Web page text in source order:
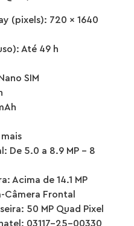
(pixels): 720 x 1640
Até 49 h
SIM
De 5.0 a 8.9 MP – 8
Acima de 14.1 MP
Câmera Frontal
50 MP Quad Pixel
03117-25-00330